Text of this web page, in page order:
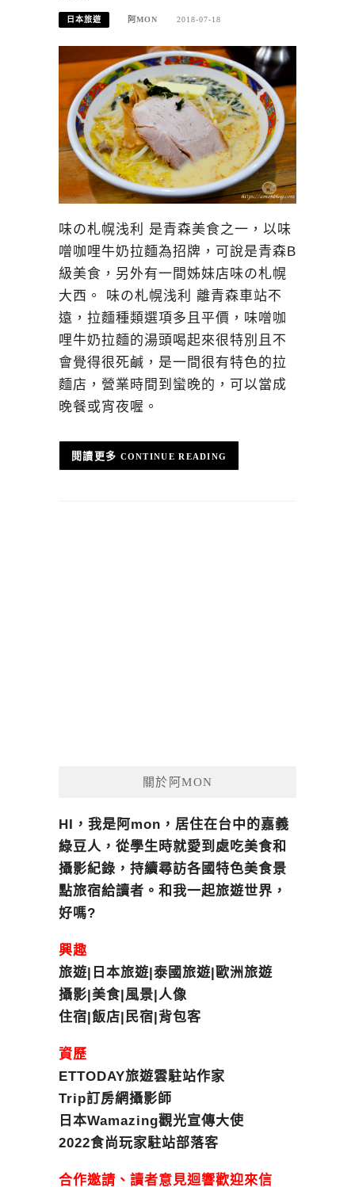
日本旅遊 阿MON 2018-07-18
味の札幌浅利 是青森美食之一，以味
噌咖哩牛奶拉麵為招牌，可說是青森B
級美食，另外有一間姊妹店味の札幌
大西。 味の札幌浅利 離青森車站不
遠，拉麵種類選項多且平價，味噌咖
哩牛奶拉麵的湯頭喝起來很特別且不
會覺得很死鹹，是一間很有特色的拉
麵店，營業時間到蠻晚的，可以當成
晚餐或宵夜喔。
CONTINUE READING
關於阿MON
HI，我是阿mon，居住在台中的嘉義
綠豆人，從學生時就愛到處吃美食和
攝影紀錄，持續尋訪各國特色美食景
點旅宿給讀者。和我一起旅遊世界，
好嗎?
興趣
旅遊|日本旅遊|泰國旅遊|歐洲旅遊
攝影|美食|風景|人像
住宿|飯店|民宿|背包客
資歷
ETTODAY旅遊雲駐站作家
Trip訂房網攝影師
日本Wamazing觀光宣傳大使
2022食尚玩家駐站部落客
合作邀請、讀者意見迴響歡迎來信